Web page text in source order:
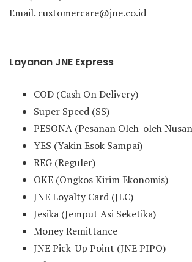
Email. customercare@jne.co.id
Layanan JNE Express
COD (Cash On Delivery)
Super Speed (SS)
PESONA (Pesanan Oleh-oleh
YES (Yakin Esok Sampai)
REG (Reguler)
OKE (Ongkos Kirim Ekonomis)
JNE Loyalty Card (JLC)
Jesika (Jemput Asi Seketika)
Money Remittance
JNE Pick-Up Point (JNE PIPO)